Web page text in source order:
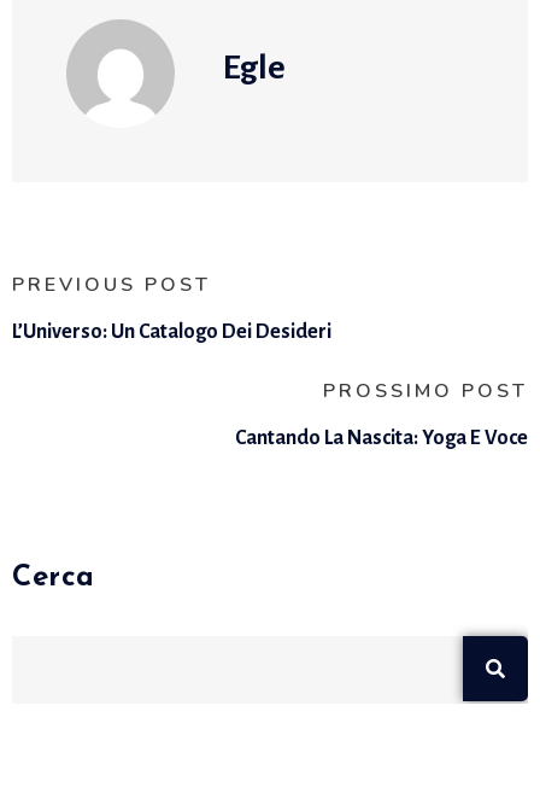
Egle
PREVIOUS POST
L’Universo: Un Catalogo Dei Desideri
PROSSIMO POST
Cantando La Nascita: Yoga E Voce
Cerca